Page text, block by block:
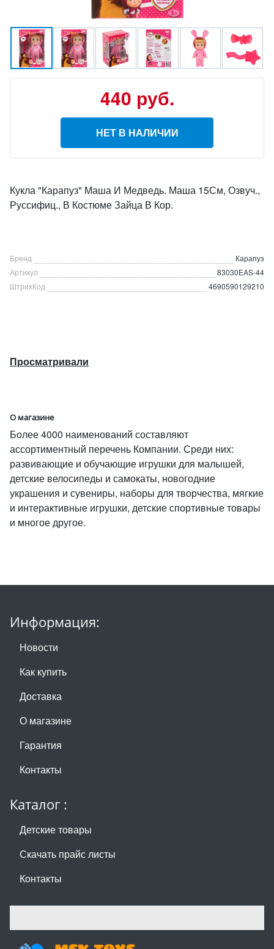
440 руб.
НЕТ В НАЛИЧИИ
Кукла "Карапуз" Маша И Медведь. Маша 15См, Озвуч.,
Руссифиц., В Костюме Зайца В Кор.
Бренд
Карапуз
Артикул
83030EAS-44
ШтрихКод
4690590129210
Просматривали
О магазине
Более 4000 наименований составляют
ассортиментный перечень Компании. Среди них:
развивающие и обучающие игрушки для малышей,
детские велосипеды и самокаты, новогодние
украшения и сувениры, наборы для творчества, мягкие
и интерактивные игрушки, детские спортивные товары
и многое другое.
Информация:
Новости
Как купить
Доставка
О магазине
Гарантия
Контакты
Каталог :
Детские товары
Скачать прайс листы
Контакты